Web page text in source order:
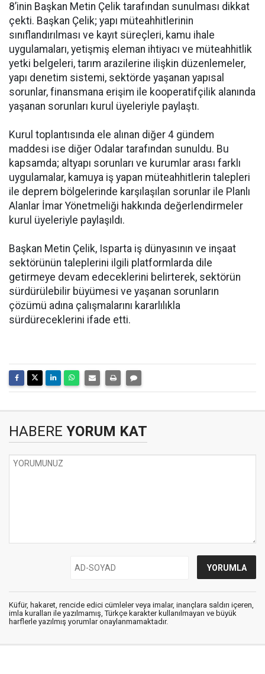
8’inin Başkan Metin Çelik tarafından sunulması dikkat
çekti. Başkan Çelik; yapı müteahhitlerinin
sınıflandırılması ve kayıt süreçleri, kamu ihale
uygulamaları, yetişmiş eleman ihtiyacı ve müteahhitlik
yetki belgeleri, tarım arazilerine ilişkin düzenlemeler,
yapı denetim sistemi, sektörde yaşanan yapısal
sorunlar, finansmana erişim ile kooperatifçilik alanında
yaşanan sorunları kurul üyeleriyle paylaştı.
Kurul toplantısında ele alınan diğer 4 gündem
maddesi ise diğer Odalar tarafından sunuldu. Bu
kapsamda; altyapı sorunları ve kurumlar arası farklı
uygulamalar, kamuya iş yapan müteahhitlerin talepleri
ile deprem bölgelerinde karşılaşılan sorunlar ile Planlı
Alanlar İmar Yönetmeliği hakkında değerlendirmeler
kurul üyeleriyle paylaşıldı.
Başkan Metin Çelik, Isparta iş dünyasının ve inşaat
sektörünün taleplerini ilgili platformlarda dile
getirmeye devam edeceklerini belirterek, sektörün
sürdürülebilir büyümesi ve yaşanan sorunların
çözümü adına çalışmalarını kararlılıkla
sürdüreceklerini ifade etti.
HABERE YORUM KAT
Küfür, hakaret, rencide edici cümleler veya imalar, inançlara saldırı içeren,
imla kuralları ile yazılmamış, Türkçe karakter kullanılmayan ve büyük
harflerle yazılmış yorumlar onaylanmamaktadır.